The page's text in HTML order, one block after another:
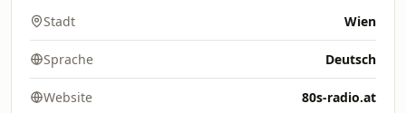
Stadt Wien
Sprache Deutsch
Website 80s-radio.at